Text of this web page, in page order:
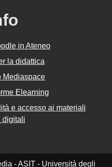
in Ateneo
la didattica
Mediaspace
Elearning
e accesso ai materiali
digitali
- ASIT - Università degli